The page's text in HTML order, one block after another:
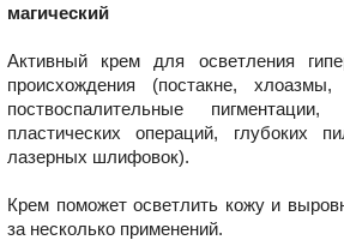
магический
Активный крем для осветления
происхождения (постакне,
поствоспалительные
пластических операций, глубоких
лазерных шлифовок).
Крем поможет осветлить кожу и
за несколько применений.